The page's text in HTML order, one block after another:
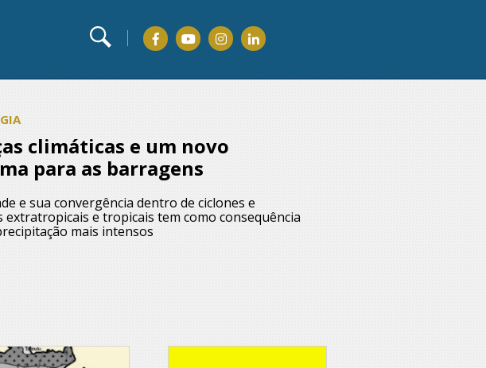
climáticas e um novo
para as barragens
e sua convergência dentro de ciclones e
extratropicais e tropicais tem como consequência
mais intensos